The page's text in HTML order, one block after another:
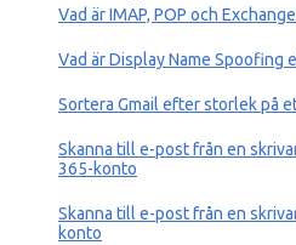
Vad är IMAP, POP och
Vad är Display Name Spoofing
Sortera Gmail efter storlek på
Skanna till e-post från en
365-konto
Skanna till e-post från en
konto